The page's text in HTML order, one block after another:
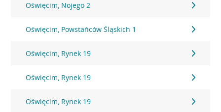
Oświęcim, Nojego 2
Oświęcim, Powstańców Śląskich 1
Oświęcim, Rynek 19
Oświęcim, Rynek 19
Oświęcim, Rynek 19